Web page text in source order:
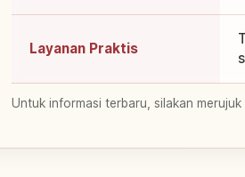
Layanan Praktis
Untuk informasi terbaru, silakan